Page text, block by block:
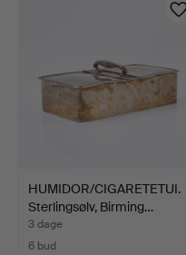
HUMIDOR/CIGARETETUI.
Sterlingsølv, Birming…
3 dage
6 bud